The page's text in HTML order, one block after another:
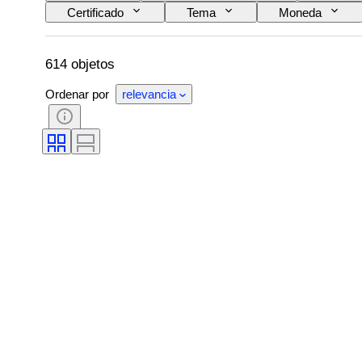
Certificado Tema Moneda
614 objetos
Ordenar por relevancia